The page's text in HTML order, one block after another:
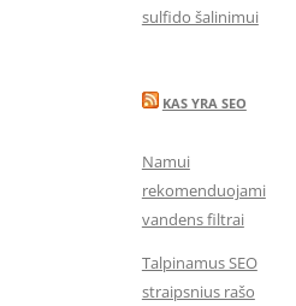
sulfido šalinimui
KAS YRA SEO
Namui
rekomenduojami
vandens filtrai
Talpinamus SEO
straipsnius rašo